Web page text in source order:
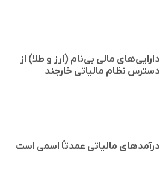
دارایی‌های مالی بی‌نام (ارز و طلا) از
دسترس نظام مالیاتی خارجند
درآمدهای مالیاتی عمدتاً اسمی است